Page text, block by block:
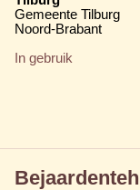
Gemeente Tilburg
Noord-Brabant
In gebruik